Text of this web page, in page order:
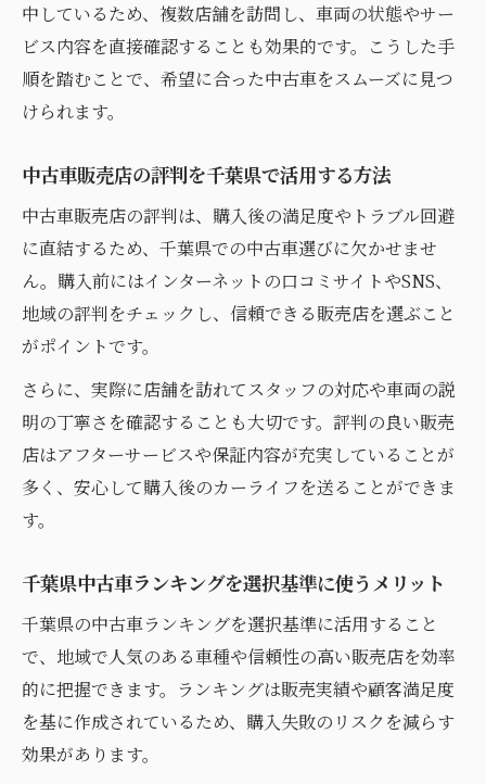
中しているため、複数店舗を訪問し、車両の状態やサー
ビス内容を直接確認することも効果的です。こうした手
順を踏むことで、希望に合った中古車をスムーズに見つ
けられます。
中古車販売店の評判を千葉県で活用する方法
中古車販売店の評判は、購入後の満足度やトラブル回避
に直結するため、千葉県での中古車選びに欠かせませ
ん。購入前にはインターネットの口コミサイトやSNS、
地域の評判をチェックし、信頼できる販売店を選ぶこと
がポイントです。
さらに、実際に店舗を訪れてスタッフの対応や車両の説
明の丁寧さを確認することも大切です。評判の良い販売
店はアフターサービスや保証内容が充実していることが
多く、安心して購入後のカーライフを送ることができま
す。
千葉県中古車ランキングを選択基準に使うメリット
千葉県の中古車ランキングを選択基準に活用すること
で、地域で人気のある車種や信頼性の高い販売店を効率
的に把握できます。ランキングは販売実績や顧客満足度
を基に作成されているため、購入失敗のリスクを減らす
効果があります。